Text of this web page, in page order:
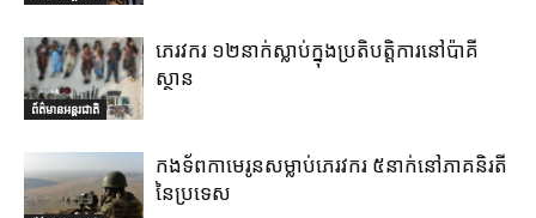
ព័ត៌មានអន្តរជាតិ
ភេរវករ ១២នាក់ស្លាប់ក្នុងប្រតិបត្តិការនៅប៉ាគី
ស្ថាន
កងទ័ពកាមេរូនសម្លាប់ភេរវករ ៥នាក់នៅភាគនិរតី
នៃប្រទេស